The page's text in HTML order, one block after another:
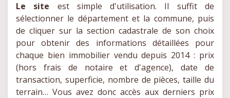
Le site est simple d'utilisation. Il suffit de
sélectionner le département et la commune, puis
de cliquer sur la section cadastrale de son choix
pour obtenir des informations détaillées pour
chaque bien immobilier vendu depuis 2014 : prix
(hors frais de notaire et d'agence), date de
transaction, superficie, nombre de pièces, taille du
terrain… Vous avez donc accès aux derniers prix